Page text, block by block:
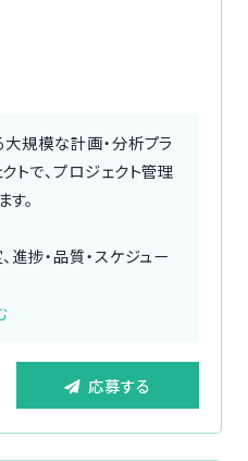
規模な計画・分析プラ
トで、プロジェクト管理
。
進捗・品質・スケジュー
応募する